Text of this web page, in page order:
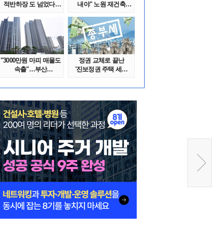
적반하장 도 넘었다"
내야" 노원 재건축
"3000만원 마피 매물도
속출"…부산
정권 교체로 끝난
'진보정권 주택 세금